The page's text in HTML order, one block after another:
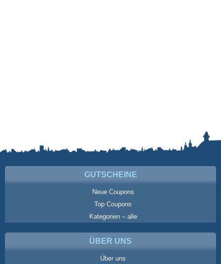
GUTSCHEINE
Neue Coupons
Top Coupons
Kategorien – alle
ÜBER UNS
Über uns